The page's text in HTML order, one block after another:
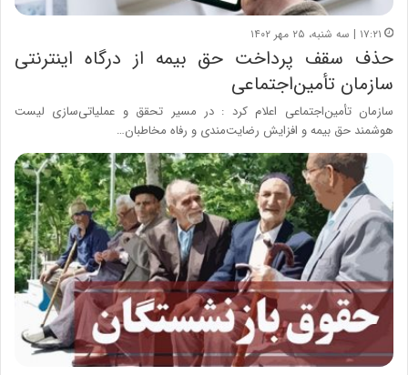
۱۷:۲۱ | سه شنبه، ۲۵ مهر ۱۴۰۲
حذف سقف پرداخت حق بیمه از درگاه اینترنتی
سازمان تأمین‌اجتماعی
سازمان تأمین‌اجتماعی اعلام کرد : در مسیر تحقق و عملیاتی‌سازی لیست
هوشمند حق بیمه و افزایش رضایت‌مندی و رفاه مخاطبان…